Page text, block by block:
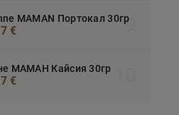
MAMAN Портокал 30гр
€
МАМАН Кайсия 30гр
€